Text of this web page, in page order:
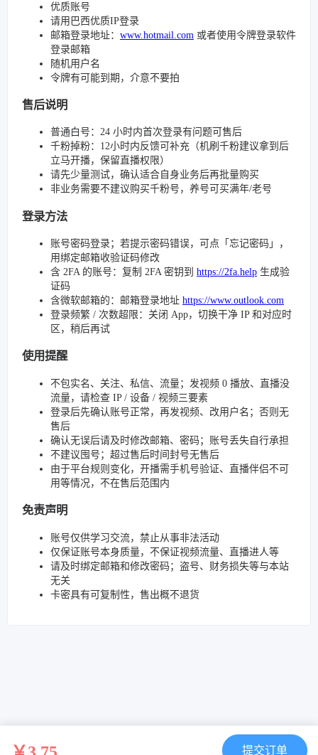
优质账号
请用巴西优质IP登录
邮箱登录地址： www.hotmail.com 或者使用令牌登录软件
登录邮箱
随机用户名
令牌有可能到期，介意不要拍
售后说明
普通白号：24 小时内首次登录有问题可售后
千粉掉粉：12小时内反馈可补充（机刷千粉建议拿到后
立马开播，保留直播权限）
请先少量测试，确认适合自身业务后再批量购买
非业务需要不建议购买千粉号，养号可买满年/老号
登录方法
账号密码登录；若提示密码错误，可点「忘记密码」，
用绑定邮箱收验证码修改
含 2FA 的账号：复制 2FA 密钥到 https://2fa.help 生成验
证码
含微软邮箱的：邮箱登录地址 https://www.outlook.com
登录频繁 / 次数超限：关闭 App，切换干净 IP 和对应时
区，稍后再试
使用提醒
不包实名、关注、私信、流量；发视频 0 播放、直播没
流量，请检查 IP / 设备 / 视频三要素
登录后先确认账号正常，再发视频、改用户名；否则无
售后
确认无误后请及时修改邮箱、密码；账号丢失自行承担
不建议囤号；超过售后时间封号无售后
由于平台规则变化，开播需手机号验证、直播伴侣不可
用等情况，不在售后范围内
免责声明
账号仅供学习交流，禁止从事非法活动
仅保证账号本身质量，不保证视频流量、直播进人等
请及时绑定邮箱和修改密码；盗号、财务损失等与本站
无关
卡密具有可复制性，售出概不退货
提交订单